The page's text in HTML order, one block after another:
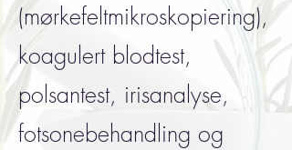
(mørkefeltmikroskopiering),
koagulert blodtest,
polsantest, irisanalyse,
fotsonebehandling og